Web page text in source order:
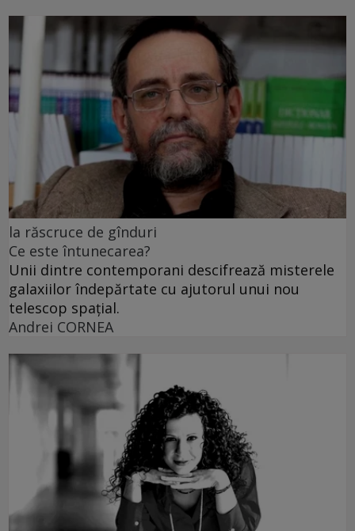
la răscruce de gînduri
Ce este întunecarea?
Unii dintre contemporani descifrează misterele
galaxiilor îndepărtate cu ajutorul unui nou
telescop spațial.
Andrei CORNEA